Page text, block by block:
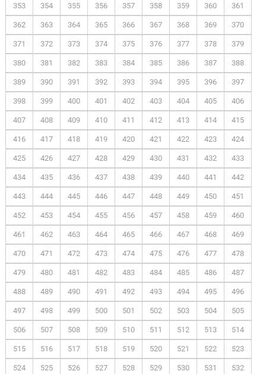
353 354 355 356 357 358 359 360 361
362 363 364 365 366 367 368 369 370
371 372 373 374 375 376 377 378 379
380 381 382 383 384 385 386 387 388
389 390 391 392 393 394 395 396 397
398 399 400 401 402 403 404 405 406
407 408 409 410 411 412 413 414 415
416 417 418 419 420 421 422 423 424
425 426 427 428 429 430 431 432 433
434 435 436 437 438 439 440 441 442
443 444 445 446 447 448 449 450 451
452 453 454 455 456 457 458 459 460
461 462 463 464 465 466 467 468 469
470 471 472 473 474 475 476 477 478
479 480 481 482 483 484 485 486 487
488 489 490 491 492 493 494 495 496
497 498 499 500 501 502 503 504 505
506 507 508 509 510 511 512 513 514
515 516 517 518 519 520 521 522 523
524 525 526 527 528 529 530 531 532